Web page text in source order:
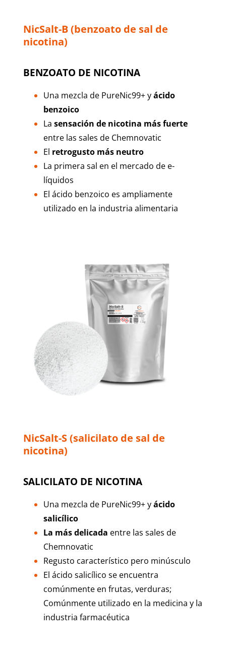
NicSalt-B (benzoato de sal de
nicotina)
BENZOATO DE NICOTINA
Una mezcla de PureNic99+ yácido
benzoico
La sensación de nicotina más fuerte
entre las sales de Chemnovatic
El retrogusto más neutro
La primera sal en el mercado de e-
líquidos
El ácido benzoico es ampliamente
utilizado en la industria alimentaria
NicSalt-S (salicilato de sal de
nicotina)
SALICILATO DE NICOTINA
Una mezcla de PureNic99+ yácido
salicílico
La más delicada entre las sales de
Chemnovatic
Regusto característico pero minúsculo
El ácido salicílico se encuentra
comúnmente en frutas, verduras;
Comúnmente utilizado en la medicina y la
industria farmacéutica